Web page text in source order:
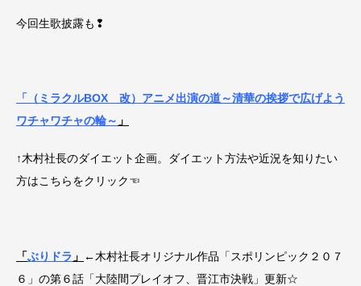
今回生歌披露も❢
「（ミラクルBOX 改）アニメ出演の道～清華の挨拶で広げよう
ワチャワチャの輪～ 」
↑木村社長のダイエット企画。ダイエット方法や近況を知りたい
方はこちらをクリック☜
「ぶりドラ 」
←木村社長オリジナル作品「スポリンピック２０７
６」の第６話「大陸間プレイオフ、晋江市決戦」更新☆